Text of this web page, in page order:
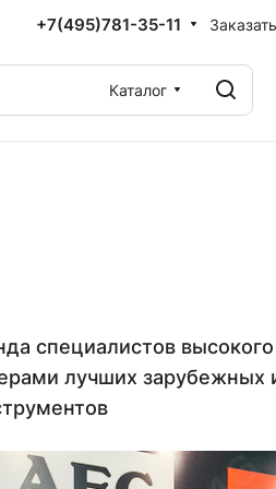
+7(495)781-35-11
Каталог
специалистов
лучших зарубежных